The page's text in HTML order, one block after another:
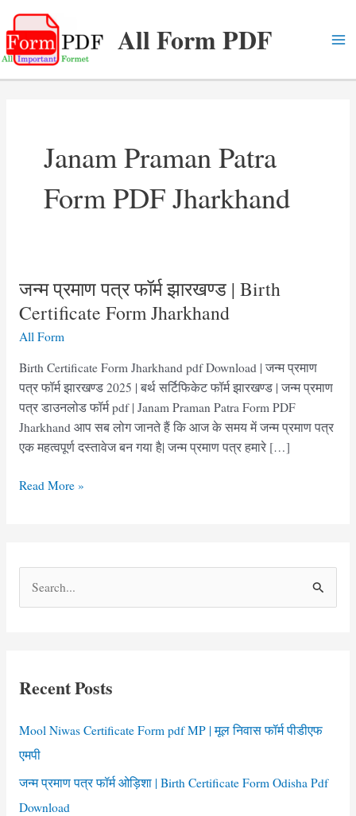
to
content
All Form PDF
Janam Praman Patra
Form PDF Jharkhand
जन्म प्रमाण पत्र फॉर्म झारखण्ड | Birth
Certificate Form Jharkhand
All Form
Birth Certificate Form Jharkhand pdf Download | जन्म प्रमाण
पत्र फॉर्म झारखण्ड 2025 | बर्थ सर्टिफिकेट फॉर्म झारखण्ड | जन्म प्रमाण
पत्र डाउनलोड फॉर्म pdf | Janam Praman Patra Form PDF
Jharkhand आप सब लोग जानते हैं कि आज के समय में जन्म प्रमाण पत्र
एक महत्वपूर्ण दस्तावेज बन गया है| जन्म प्रमाण पत्र हमारे […]
जन्म
झारखण्ड
Birth
Read More »
f
o
:
Recent Posts
Mool Niwas Certificate Form pdf MP | मूल निवास फॉर्म पीडीएफ
एमपी
जन्म प्रमाण पत्र फॉर्म ओड़िशा | Birth Certificate Form Odisha Pdf
Download